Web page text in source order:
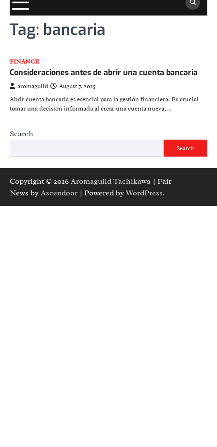
Tag: bancaria
FINANCE
Consideraciones antes de abrir una cuenta bancaria
aromaguild
August 7, 2025
Abrir cuenta bancaria es esencial para la gestión financiera. Es crucial
tomar una decisión informada al crear una cuenta nueva,…
Search
Search
Copyright © 2026 Aromaguild Tachikawa | Fair
News by Ascendoor | Powered byWordPress.